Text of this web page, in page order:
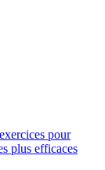
pour
plus efficaces